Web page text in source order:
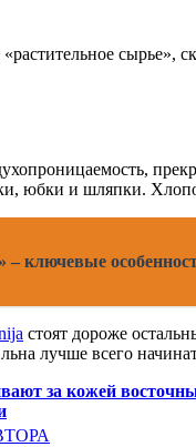
сырье»,
юбки и шляпки.
ключевые
стоят дороже
лучше всего
за кожей